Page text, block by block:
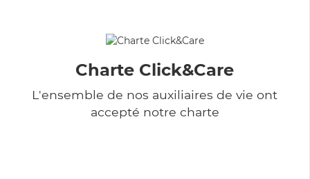
Charte Click&Care
L'ensemble de nos auxiliaires de vie ont
accepté notre charte